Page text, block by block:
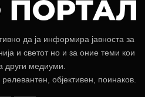
да ја информира јавноста за
и светот но и за оние теми кои
други медиуми.
објективен, поинаков.